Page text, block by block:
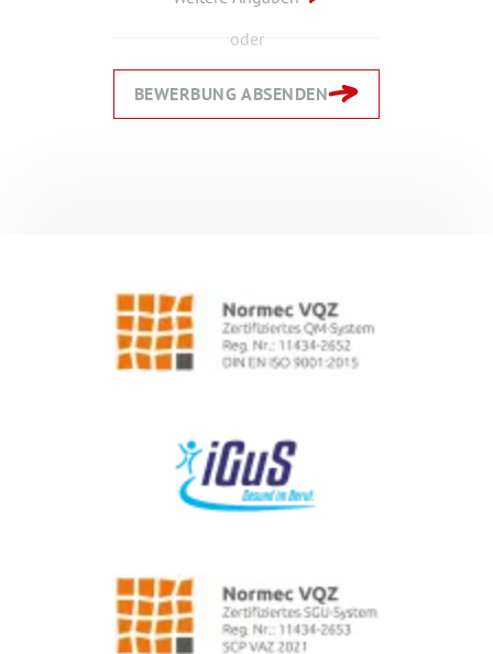
oder
BEWERBUNG ABSENDEN